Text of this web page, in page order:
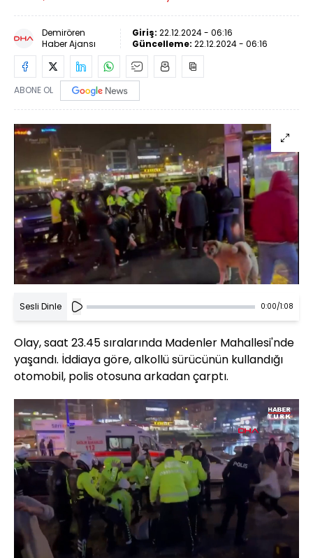
Demirören
Haber Ajansı
Giriş: 22.12.2024 - 06:16
Güncelleme: 22.12.2024 - 06:16
ABONE OL
Sesli Dinle 0:00/1:08
Olay, saat 23.45 sıralarında Madenler Mahallesi'nde
yaşandı. İddiaya göre, alkollü sürücünün kullandığı
otomobil, polis otosuna arkadan çarptı.
Yüklendi
40.28%